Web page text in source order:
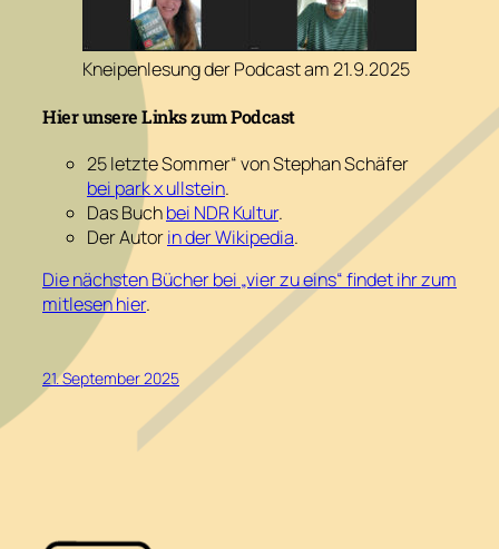
Kneipenlesung der Podcast am 21.9.2025
Hier unsere Links zum Podcast
25 letzte Sommer“ von Stephan Schäfer
bei park x ullstein.
Das Buchbei NDR Kultur.
Der Autorin der Wikipedia.
Die nächsten Bücher bei „vier zu eins“ findet ihr zum
mitlesen hier.
21. September 2025